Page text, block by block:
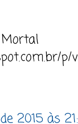
2015 às